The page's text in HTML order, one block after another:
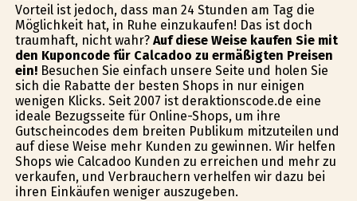
Vorteil ist jedoch, dass man 24 Stunden am Tag die
Möglichkeit hat, in Ruhe einzukaufen! Das ist doch
traumhaft, nicht wahr? Auf diese Weise kaufen Sie mit
den Kuponcode für Calcadoo zu ermäßigten Preisen
ein!Besuchen Sie einfach unsere Seite und holen Sie
sich die Rabatte der besten Shops in nur einigen
wenigen Klicks. Seit 2007 ist deraktionscode.de eine
ideale Bezugsseite für Online-Shops, um ihre
Gutscheincodes dem breiten Publikum mitzuteilen und
auf diese Weise mehr Kunden zu gewinnen. Wir helfen
Shops wie Calcadoo Kunden zu erreichen und mehr zu
verkaufen, und Verbrauchern verhelfen wir dazu bei
ihren Einkäufen weniger auszugeben.